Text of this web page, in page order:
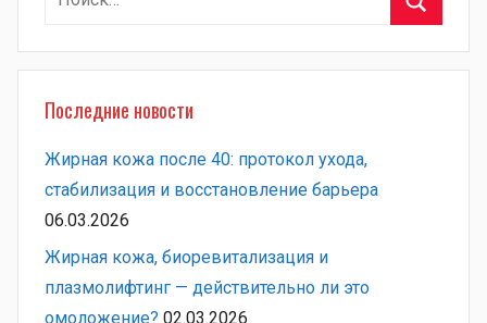
Последние новости
Жирная кожа после 40: протокол ухода,
стабилизация и восстановление барьера
06.03.2026
Жирная кожа, биоревитализация и
плазмолифтинг — действительно ли это
омоложение? 02.03.2026